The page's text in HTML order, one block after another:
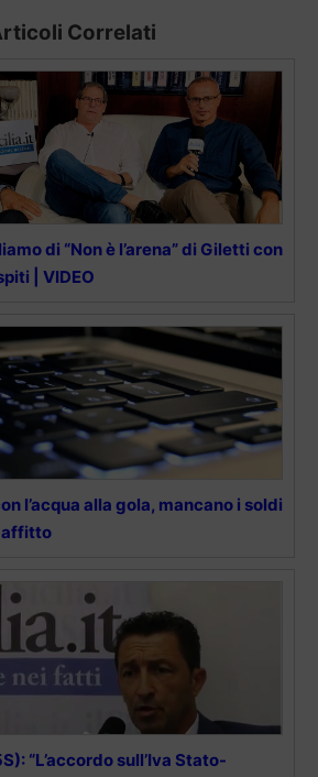
Correlati
di “Non è l’arena” di Giletti con
| VIDEO
l’acqua alla gola, mancano i soldi
affitto
“L’accordo sull’Iva Stato-